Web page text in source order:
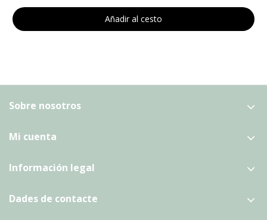
Añadir al cesto
Sobre nosotros
Mi cuenta
Información legal
Dades de contacte